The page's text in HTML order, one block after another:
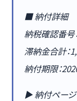
■ 納付詳細
納税確認番号
滞納金合計：
納付期限：
▶ 納付ペー